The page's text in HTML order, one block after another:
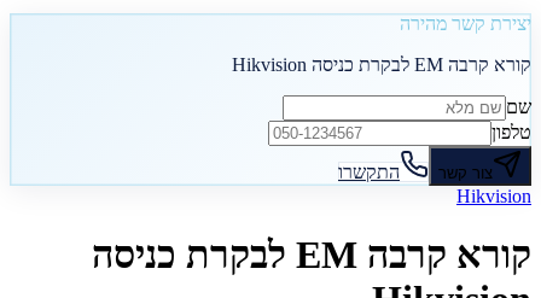
יצירת קשר מהירה
קורא קרבה EM לבקרת כניסה Hikvision
שם
טלפון
צור קשר
התקשרו
Hikvision
קורא קרבה EM לבקרת כניסה